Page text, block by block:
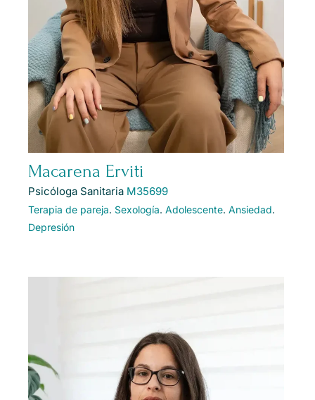
Macarena Erviti
Psicóloga Sanitaria M35699
Terapia de pareja. Sexología. Adolescente. Ansiedad.
Depresión